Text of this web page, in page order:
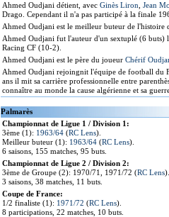
Ahmed Oudjani détient, avec Ginès Liron Jean
Drago. Cependant il n'a pas participé à la finale
Ahmed Oudjani est le meilleur buteur de
Ahmed Oudjani fut l'auteur d'un sextuplé (6 buts)
Racing CF (10-2).
Ahmed Oudjani est le père du joueur Chérif
Ahmed Oudjani rejoingnit l'équipe de football du
ans il mit sa carrière professionnelle entre
connaître au monde la cause algérienne et sa
Palmarès
Championnat de Ligue 1 / Division 1:
3ème (1): 1963/64 (RC Lens).
Meilleur buteur (1): 1963/64 (RC Lens).
6 saisons, 155 matches, 95 buts.
Championnat de Ligue 2 / Division 2:
3ème de Groupe (2): 1970/71, 1971/72 (RC Lens).
3 saisons, 38 matches, 11 buts.
Coupe de France:
1/2 finaliste (1): 1971/72 (RC Lens).
8 participations, 22 matches, 10 buts.